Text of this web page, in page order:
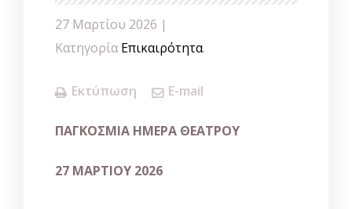
27 Μαρτίου 2026 |
Κατηγορία Επικαιρότητα.
Εκτύπωση E-mail
ΠΑΓΚΟΣΜΙΑ ΗΜΕΡΑ ΘΕΑΤΡΟΥ
27 ΜΑΡΤΙΟΥ 2026